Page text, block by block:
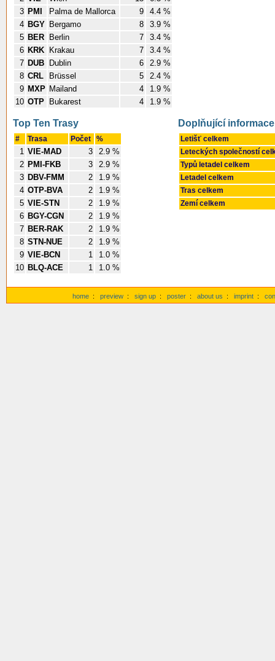
3 PMI Palma de Mallorca 9
4.4 %
4 BGY Bergamo 8
3.9 %
5 BER Berlin 7
3.4 %
6 KRK Krakau 7
3.4 %
7 DUB Dublin 6
2.9 %
8 CRL Brüssel 5
2.4 %
9 MXP Mailand 4
1.9 %
10 OTP Bukarest 4 1.9 %
Top Ten Trasy
# Trasa Počet %
1 VIE-MAD 3
2.9 %
2 PMI-FKB 3
2.9 %
3 DBV-FMM 2
1.9 %
4 OTP-BVA 2
1.9 %
5 VIE-STN 2
1.9 %
6 BGY-CGN 2
1.9 %
7 BER-RAK 2
1.9 %
8 STN-NUE 2
1.9 %
9 VIE-BCN 1
1.0 %
10 BLQ-ACE 1 1.0 %
Doplňující informace
Letišť celkem
Leteckých společností
Typů letadel celkem
Letadel celkem
Tras celkem
Zemí celkem
home : preview : sign up : poster : about us : imprint :